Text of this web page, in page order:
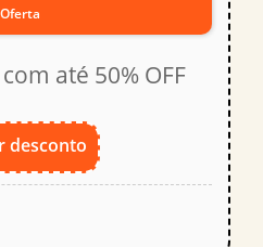
Oferta
até 50% OFF
desconto